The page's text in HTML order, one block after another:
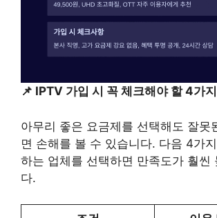
📌 IPTV 가입 시 꼭 체크해야 할 4가
아무리 좋은 요금제를 선택해도 잘못
면 손해를 볼 수 있습니다. 다음 4가
하는 업체를 선택하면 만족도가 훨씬
다.